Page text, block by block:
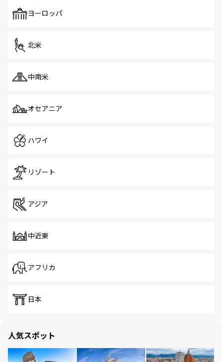
で、ホーカーズは地元の風情を楽しめる外せないスポット
ヨーロッパ
北米
中南米
オセアニア
ハワイ
リゾート
アジア
中近東
アフリカ
日本
人気スポット